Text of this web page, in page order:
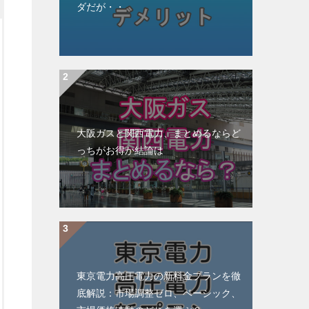
ダだが・・
大阪ガスと関西電力、まとめるならど
っちがお得か結論は
東京電力高圧電力の新料金プランを徹
底解説：市場調整ゼロ、ベーシック、